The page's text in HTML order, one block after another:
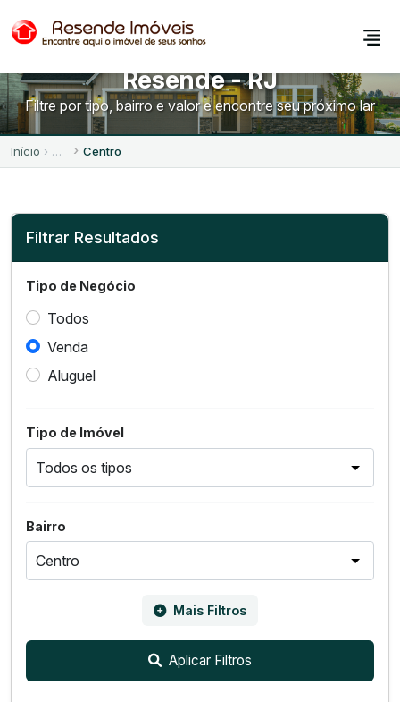
Imóveis à Venda no Centro -
Resende - RJ
Filtre por tipo, bairro e valor e encontre seu próximo lar
Início Centro
Filtrar Resultados
Tipo de Negócio
Todos
Venda
Aluguel
Tipo de Imóvel
Bairro
Mais Filtros
Aplicar Filtros